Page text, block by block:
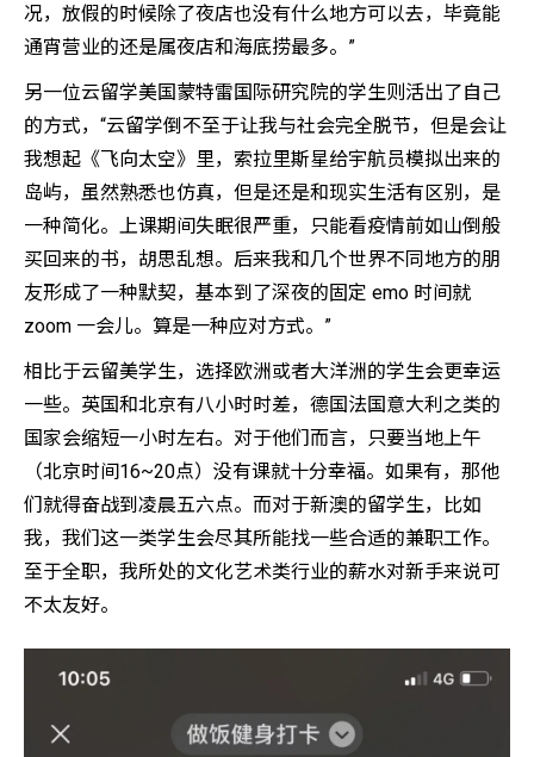
况，放假的时候除了夜店也没有什么地方可以去，毕竟能
通宵营业的还是属夜店和海底捞最多。”
另一位云留学美国蒙特雷国际研究院的学生则活出了自己
的方式，“云留学倒不至于让我与社会完全脱节，但是会让
我想起《飞向太空》里，索拉里斯星给宇航员模拟出来的
岛屿，虽然熟悉也仿真，但是还是和现实生活有区别，是
一种简化。上课期间失眠很严重，只能看疫情前如山倒般
买回来的书，胡思乱想。后来我和几个世界不同地方的朋
友形成了一种默契，基本到了深夜的固定 emo 时间就
zoom 一会儿。算是一种应对方式。”
相比于云留美学生，选择欧洲或者大洋洲的学生会更幸运
一些。英国和北京有八小时时差，德国法国意大利之类的
国家会缩短一小时左右。对于他们而言，只要当地上午
（北京时间16~20点）没有课就十分幸福。如果有，那他
们就得奋战到凌晨五六点。而对于新澳的留学生，比如
我，我们这一类学生会尽其所能找一些合适的兼职工作。
至于全职，我所处的文化艺术类行业的薪水对新手来说可
不太友好。